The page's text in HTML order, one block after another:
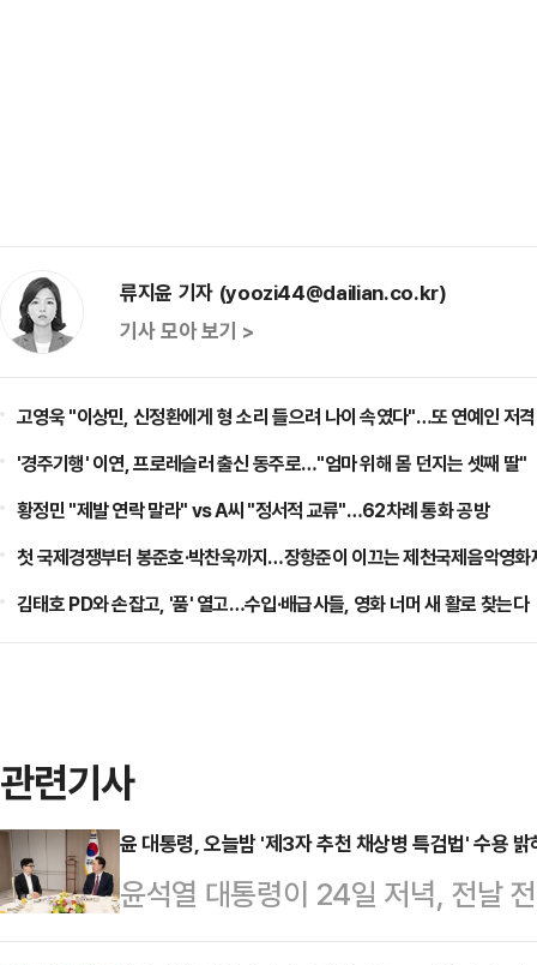
류지윤 기자 (yoozi44@dailian.co.kr)
기사 모아 보기 >
고영욱 "이상민, 신정환에게 형 소리 들으려 나이 속였다"…또 연예인 저격
'경주기행' 이연, 프로레슬러 출신 동주로…"엄마 위해 몸 던지는 셋째 딸"
황정민 "제발 연락 말라" vs A씨 "정서적 교류"…62차례 통화 공방
첫 국제경쟁부터 봉준호·박찬욱까지…장항준이 이끄는 제천국제음악영화
김태호 PD와 손잡고, '품' 열고…수입·배급사들, 영화 너머 새 활로 찾는다
관련기사
윤 대통령, 오늘밤 '제3자 추천 채상병 특검법' 수용
윤석열 대통령이 24일 저녁, 전날
도부와 물러나는 지도부, 또 낙선한